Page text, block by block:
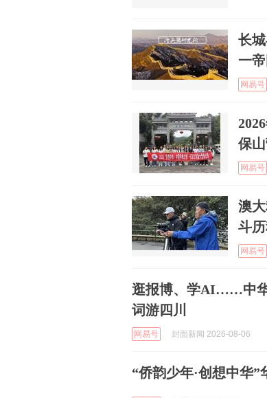
长
一
网易号
保
网易号
澳
斗
网易号
逛报博、学AI……中华
词游四川
网易号 封面新闻 2026-08-06
“侨韵少年·创想中华